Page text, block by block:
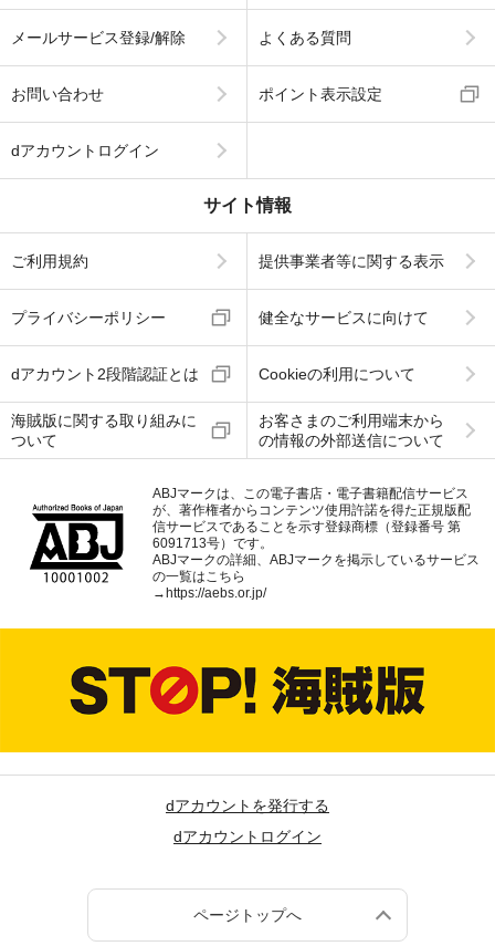
メールサービス登録/解除 よくある質問
お問い合わせ ポイント表示設定
dアカウントログイン
サイト情報
ご利用規約 提供事業者等に関する表示
プライバシーポリシー 健全なサービスに向けて
dアカウント2段階認証とは Cookieの利用について
海賊版に関する取り組みに
ついて
お客さまのご利用端末から
の情報の外部送信について
ABJマークは、この電子書店・電子書籍配信サービス
が、著作権者からコンテンツ使用許諾を得た正規版配
信サービスであることを示す登録商標（登録番号 第
6091713号）です。
ABJマークの詳細、ABJマークを掲示しているサービス
の一覧はこちら
→ https://aebs.or.jp/
dアカウントを発行する
dアカウントログイン
ページトップへ